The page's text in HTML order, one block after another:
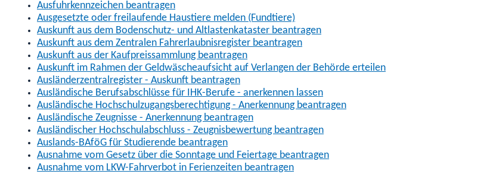
Ausfuhrkennzeichen beantragen
Ausgesetzte oder freilaufende Haustiere melden (Fundtiere)
Auskunft aus dem Bodenschutz- und Altlastenkataster beantragen
Auskunft aus dem Zentralen Fahrerlaubnisregister beantragen
Auskunft aus der Kaufpreissammlung beantragen
Auskunft im Rahmen der Geldwäscheaufsicht auf Verlangen der Behörde erteilen
Ausländerzentralregister - Auskunft beantragen
Ausländische Berufsabschlüsse für IHK-Berufe - anerkennen lassen
Ausländische Hochschulzugangsberechtigung - Anerkennung beantragen
Ausländische Zeugnisse - Anerkennung beantragen
Ausländischer Hochschulabschluss - Zeugnisbewertung beantragen
Auslands-BAföG für Studierende beantragen
Ausnahme vom Gesetz über die Sonntage und Feiertage beantragen
Ausnahme vom LKW-Fahrverbot in Ferienzeiten beantragen